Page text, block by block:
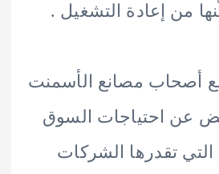
التشغيل .
مصانع الأسمنت
السوق
الشركات